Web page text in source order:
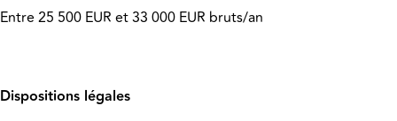
Entre 25 500 EUR et 33 000 EUR bruts/an
Dispositions légales